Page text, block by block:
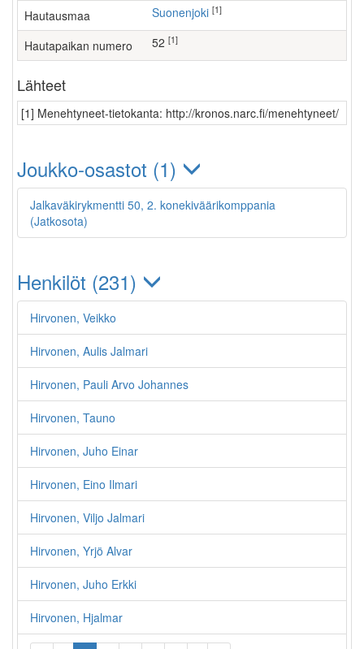
Hautausmaa Suonenjoki [1]
Hautapaikan numero 52 [1]
Lähteet
[1] Menehtyneet-tietokanta: http://kronos.narc.fi/menehtyneet/
Joukko-osastot (1)
Jalkaväkirykmentti 50, 2. konekiväärikomppania
(Jatkosota)
Henkilöt (231)
Hirvonen, Veikko
Hirvonen, Aulis Jalmari
Hirvonen, Pauli Arvo Johannes
Hirvonen, Tauno
Hirvonen, Juho Einar
Hirvonen, Eino Ilmari
Hirvonen, Viljo Jalmari
Hirvonen, Yrjö Alvar
Hirvonen, Juho Erkki
Hirvonen, Hjalmar